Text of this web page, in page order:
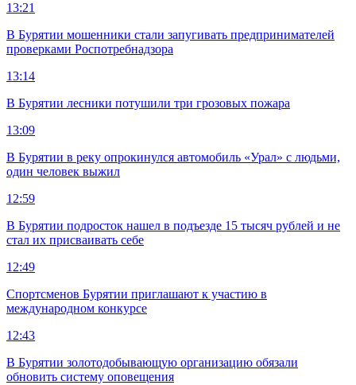
13:21
В Бурятии мошенники стали запугивать предпринимателей
проверками Роспотребнадзора
13:14
В Бурятии лесники потушили три грозовых пожара
13:09
В Бурятии в реку опрокинулся автомобиль «Урал» с людьми,
один человек выжил
12:59
В Бурятии подросток нашел в подъезде 15 тысяч рублей и не
стал их присваивать себе
12:49
Спортсменов Бурятии приглашают к участию в
международном конкурсе
12:43
В Бурятии золотодобывающую организацию обязали
обновить систему оповещения